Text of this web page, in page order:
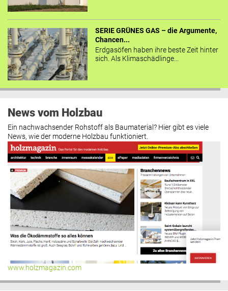
SERIE GRÜNES GAS – die Argumente,
Chancen...
Erdgasöfen haben ihre beste Zeit hinter
sich. Als Klimaschädlinge...
News vom Holzbau
Ein nachwachsender Rohstoff als Baumaterial? Hier gibt es viele
News, wie der moderne Holzbau funktioniert.
www.holzmagazin.com